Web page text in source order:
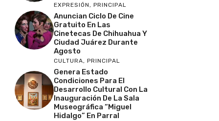
EXPRESIÓN, PRINCIPAL
Anuncian Ciclo De Cine
Gratuito En Las
Cinetecas De Chihuahua Y
Ciudad Juárez Durante
Agosto
CULTURA, PRINCIPAL
Genera Estado
Condiciones Para El
Desarrollo Cultural Con La
Inauguración De La Sala
Museográfica “Miguel
Hidalgo” En Parral